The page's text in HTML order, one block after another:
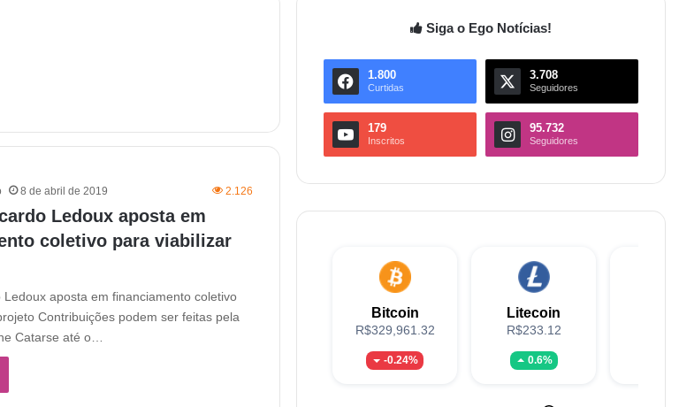
8 de abril de 2019 2.126
Ledoux aposta em
coletivo para viabilizar
Ledoux aposta em financiamento coletivo
Contribuições podem ser feitas pela
Catarse até o…
Siga o Ego Notícias!
1.800
Curtidas
3.708
Seguidores
179
Inscritos
95.732
Seguidores
Bitcoin
R$329,961.32
-0.24%
Litecoin
R$233.12
0.6%